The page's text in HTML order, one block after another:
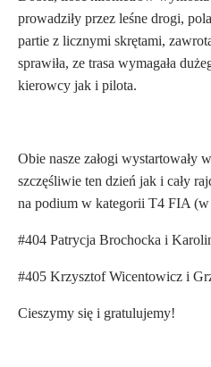
prowadziły przez leśne drogi,
partie z licznymi skrętami,
sprawiła, ze trasa wymagała
kierowcy jak i pilota.
Obie nasze załogi wystartowały
szczęśliwie ten dzień jak i cały
na podium w kategorii T4 FIA
#404 Patrycja Brochocka i
#405 Krzysztof Wicentowicz i
Cieszymy się i gratulujemy!